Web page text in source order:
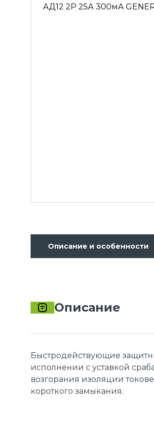
60.01.02.02.01
Описание и особенности
Описание
Быстродействующие
исполнении с уставкой
возгорания изоляции
короткого замыкания.